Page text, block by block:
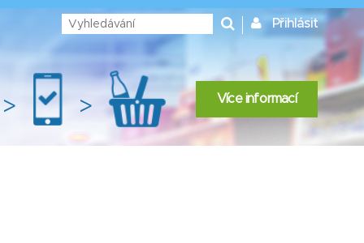
Přihlásit
> > Více informací